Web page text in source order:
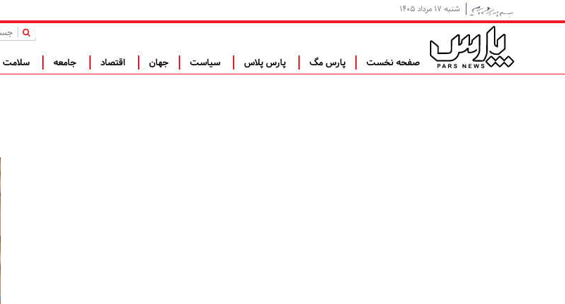
شنبه ۱۷ مرداد ۱۴۰۵
|
صفحه نخست پارس مگ پارس پلاس سیاست جهان اقتصاد جامعه سلامت